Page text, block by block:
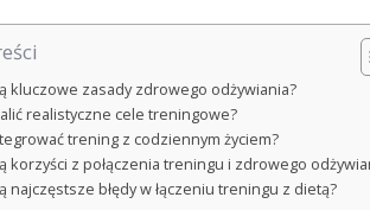
kluczowe zasady zdrowego odżywiania?
realistyczne cele treningowe?
trening z codziennym życiem?
korzyści z połączenia treningu i zdrowego
najczęstsze błędy w łączeniu treningu z dietą?